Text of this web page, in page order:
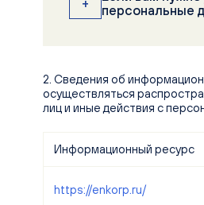
+
персональные
Не устанавливаю
Устанавливаю
оператором
Устанавливаю
2. Сведения об
осуществляться
лиц и иные действия с
Информационный ресурс
https://enkorp.ru/